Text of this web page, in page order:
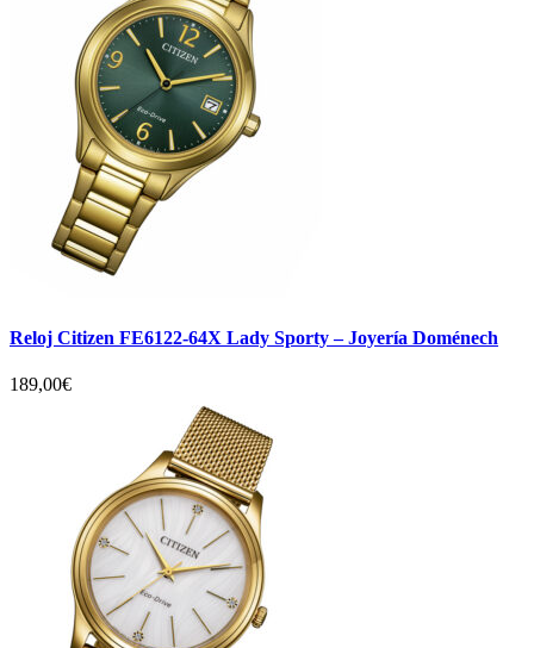
Reloj Citizen FE6122-64X Lady Sporty – Joyería Doménech
189,00€